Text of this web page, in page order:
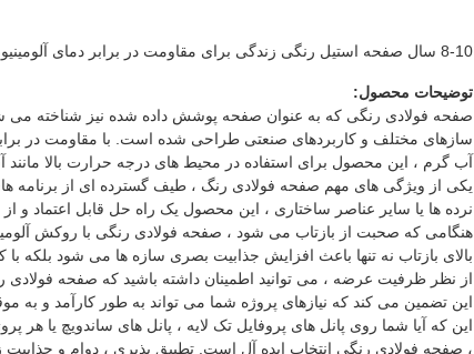
8-10 سال صفحه استیل رنگی زندگی برای مقاومت در برابر دمای آلومینیوم-روی با آب گرم تا 490 درجه سانتیگراد سقف
توضیحات محصول:
صفحه فولادی رنگی که به عنوان صفحه پوشش داده شده نیز شناخته
آب گرم ، این محصول برای استفاده در محیط های درجه حرارت بالا
یکی از ویژگی های مهم صفحه فولادی رنگ ، طیف گسترده ای از برنامه
نرده ها یا سایر عناصر ساختاری ، این محصول یک راه حل قابل اعتماد و
بالای بازتاب نه تنها باعث افزایش جذابیت بصری سازه ها می شود
این تضمین می کند که نیازهای پروژه شما می تواند به طور کارآمد و به
این که آیا شما روی پانل های پروفایل تک لایه ، پانل های ساندویچ یا هر
، صفحه فولادی رنگی انتخاب ایده آل است. تطبیق پذیری ، دوام و جذابیت